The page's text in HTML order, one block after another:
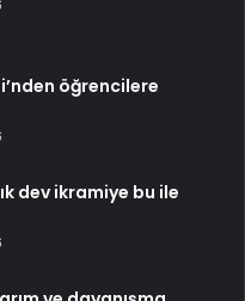
öğrencilere
dev ikramiye bu ile